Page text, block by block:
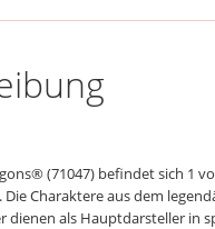
(71047) befindet sich 1
Charaktere aus dem
als Hauptdarsteller in